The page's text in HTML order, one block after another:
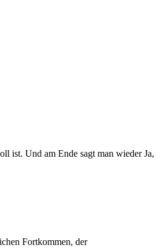
ist. Und am Ende sagt man wieder Ja,
Fortkommen, der